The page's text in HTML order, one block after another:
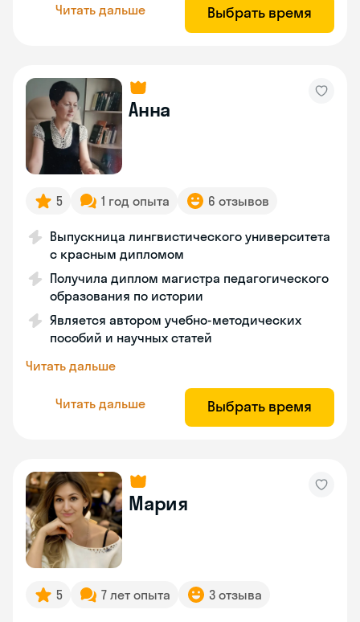
Читать дальше Выбрать время
Анна
5 1 год опыта 6 отзывов
Выпускница лингвистического университета
с красным дипломом
Получила диплом магистра педагогического
образования по истории
Является автором учебно-методических
пособий и научных статей
Читать дальше
Читать дальше Выбрать время
Мария
5 7 лет опыта 3 отзыва